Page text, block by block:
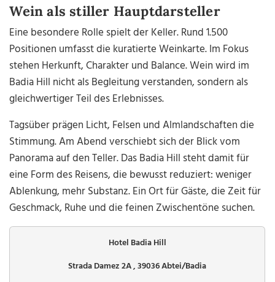
Wein als stiller Hauptdarsteller
Eine besondere Rolle spielt der Keller. Rund 1.500
Positionen umfasst die kuratierte Weinkarte. Im Fokus
stehen Herkunft, Charakter und Balance. Wein wird im
Badia Hill nicht als Begleitung verstanden, sondern als
gleichwertiger Teil des Erlebnisses.
Tagsüber prägen Licht, Felsen und Almlandschaften die
Stimmung. Am Abend verschiebt sich der Blick vom
Panorama auf den Teller. Das Badia Hill steht damit für
eine Form des Reisens, die bewusst reduziert: weniger
Ablenkung, mehr Substanz. Ein Ort für Gäste, die Zeit für
Geschmack, Ruhe und die feinen Zwischentöne suchen.
Hotel Badia Hill
Strada Damez 2A , 39036 Abtei/Badia